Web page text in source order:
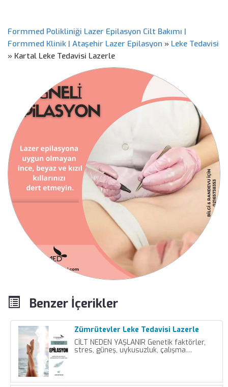
Formmed Polikliniği Lazer Epilasyon Cilt Bakımı |
Formmed Klinik | Ataşehir Lazer Epilasyon » Leke Tedavisi
» Kartal Leke Tedavisi Lazerle
Benzer İçerikler
Zümrütevler Leke Tedavisi Lazerle
CİLT NEDEN YAŞLANIR Genetik faktörler,
stres, güneş, uykusuzluk, çalışma…